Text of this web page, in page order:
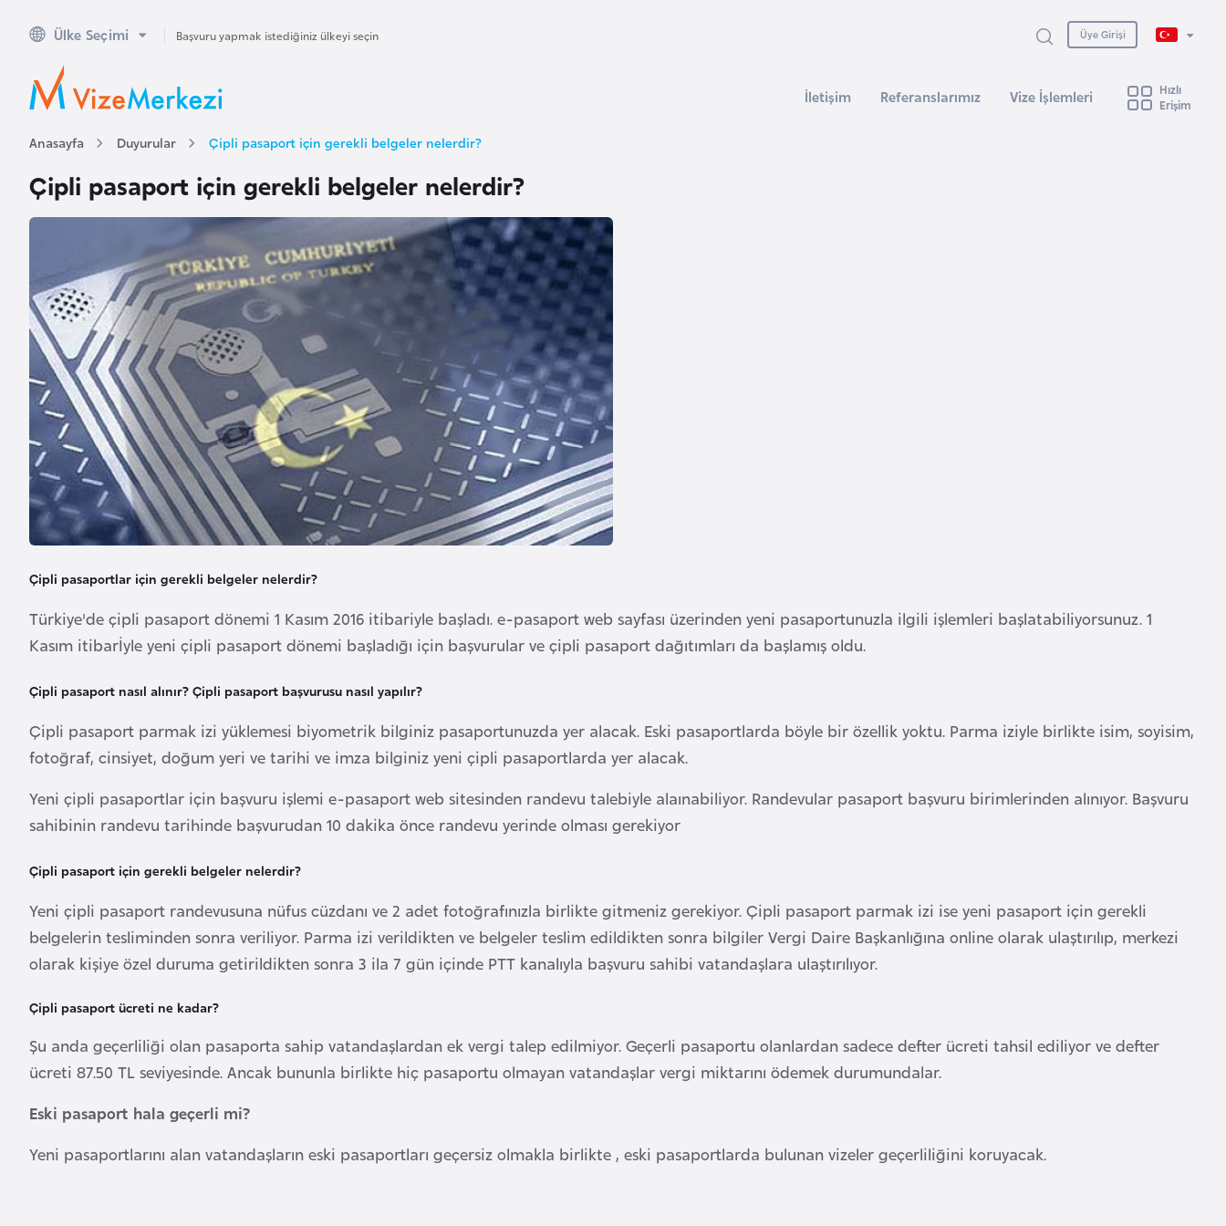
Ülke Seçimi Başvuru yapmak istediğiniz ülkeyi seçin Üye Girişi
İletişim Referanslarımız Vize İşlemleri
Hızlı
Erişim
Anasayfa Duyurular Çipli pasaport için gerekli belgeler nelerdir?
Çipli pasaport için gerekli belgeler nelerdir?
Çipli pasaportlar için gerekli belgeler nelerdir?
Türkiye'de çipli pasaport dönemi 1 Kasım 2016 itibariyle başladı. e-pasaport web sayfası üzerinden yeni pasaportunuzla ilgili işlemleri başlatabiliyorsunuz. 1
Kasım itibarİyle yeni çipli pasaport dönemi başladığı için başvurular ve çipli pasaport dağıtımları da başlamış oldu.
Çipli pasaport nasıl alınır?Çipli pasaport başvurusu nasıl yapılır?
Çipli pasaport parmak izi yüklemesi biyometrik bilginiz pasaportunuzda yer alacak. Eski pasaportlarda böyle bir özellik yoktu. Parma iziyle birlikte isim, soyisim,
fotoğraf, cinsiyet, doğum yeri ve tarihi ve imza bilginiz yeni çipli pasaportlarda yer alacak.
Yeni çipli pasaportlar için başvuru işlemi e-pasaport web sitesinden randevu talebiyle alaınabiliyor. Randevular pasaport başvuru birimlerinden alınıyor. Başvuru
sahibinin randevu tarihinde başvurudan 10 dakika önce randevu yerinde olması gerekiyor
Çipli pasaport için gerekli belgeler nelerdir?
Yeni çipli pasaport randevusuna nüfus cüzdanı ve 2 adet fotoğrafınızla birlikte gitmeniz gerekiyor. Çipli pasaport parmak izi ise yeni pasaport için gerekli
belgelerin tesliminden sonra veriliyor. Parma izi verildikten ve belgeler teslim edildikten sonra bilgiler Vergi Daire Başkanlığına online olarak ulaştırılıp, merkezi
olarak kişiye özel duruma getirildikten sonra 3 ila 7 gün içinde PTT kanalıyla başvuru sahibi vatandaşlara ulaştırılıyor.
Çipli pasaport ücreti ne kadar?
Şu anda geçerliliği olan pasaporta sahip vatandaşlardan ek vergi talep edilmiyor. Geçerli pasaportu olanlardan sadece defter ücreti tahsil ediliyor ve defter
ücreti 87.50 TL seviyesinde. Ancak bununla birlikte hiç pasaportu olmayan vatandaşlar vergi miktarını ödemek durumundalar.
Eski pasaport hala geçerli mi?
Yeni pasaportlarını alan vatandaşların eski pasaportları geçersiz olmakla birlikte , eski pasaportlarda bulunan vizeler geçerliliğini koruyacak.
A
u
s
a
l
A
v
u
s
t
u
r
y
a
A
z
r
b
y
a
n
h
e
y
n
B
n
g
l
d